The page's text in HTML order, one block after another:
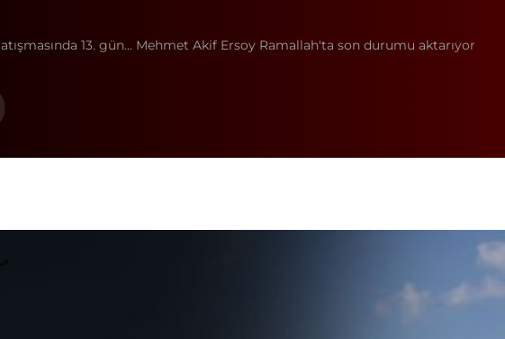
13. gün... Mehmet Akif Ersoy Ramallah'ta son durumu aktarıyor